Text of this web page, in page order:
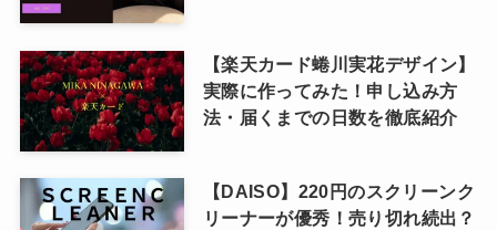
【楽天カード蜷川実花デザイン】
実際に作ってみた！申し込み方
法・届くまでの日数を徹底紹介
【DAISO】220円のスクリーンク
リーナーが優秀！売り切れ続出？